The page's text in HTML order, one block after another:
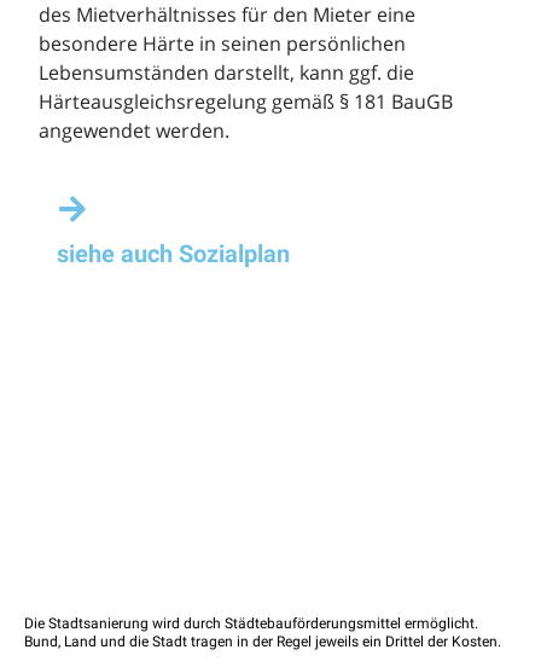
des Mietverhältnisses für den Mieter eine
besondere Härte in seinen persönlichen
Lebensumständen darstellt, kann ggf. die
Härteausgleichsregelung gemäß § 181 BauGB
angewendet werden.
siehe auch Sozialplan
Die Stadtsanierung wird durch Städtebauförderungsmittel ermöglicht.
Bund, Land und die Stadt tragen in der Regel jeweils ein Drittel der Kosten.